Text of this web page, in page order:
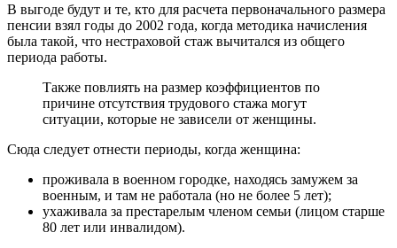
В выгоде будут и те, кто для расчета первоначального размера
пенсии взял годы до 2002 года, когда методика начисления
была такой, что нестраховой стаж вычитался из общего
периода работы.
Также повлиять на размер коэффициентов по
причине отсутствия трудового стажа могут
ситуации, которые не зависели от женщины.
Сюда следует отнести периоды, когда женщина:
проживала в военном городке, находясь замужем за
военным, и там не работала (но не более 5 лет);
ухаживала за престарелым членом семьи (лицом старше
80 лет или инвалидом).